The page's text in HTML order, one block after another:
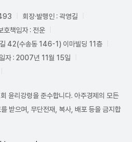
회장·발행인 : 곽영길
호책임자 : 전운
길 42(수송동 146-1) 이마빌딩 11층
자 : 2007년 11월 15일
윤리강령을 준수합니다. 아주경제의 모든
받으며, 무단전재, 복사, 배포 등을 금지합